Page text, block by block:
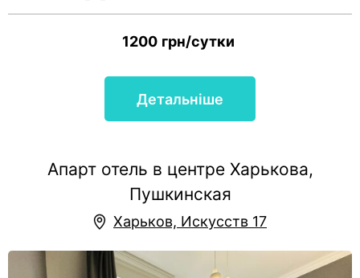
1200 грн/сутки
Детальніше
Апарт отель в центре Харькова,
Пушкинская
Харьков, Искусств 17